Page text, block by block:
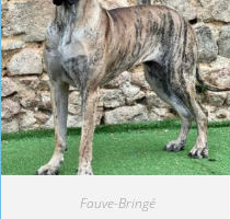
Fauve-Bringé